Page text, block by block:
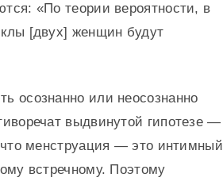
«По теории вероятности, в
[двух] женщин будут
осознанно или неосознанно
выдвинутой гипотезе —
менструация — это интимный
встречному. Поэтому